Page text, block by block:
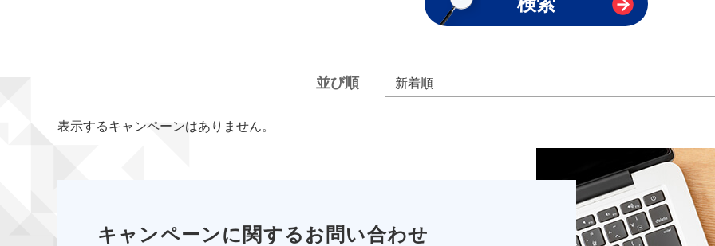
並び順
表示するキャンペーンはありません。
キャンペーンに関するお問い合わせ